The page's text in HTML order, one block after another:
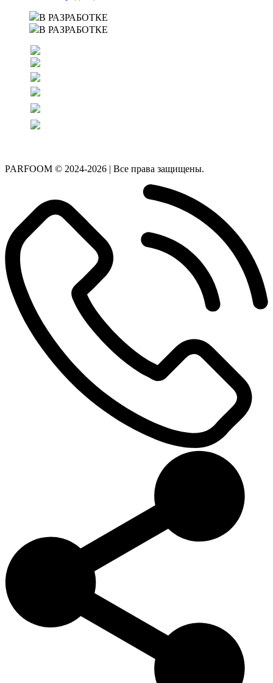
В РАЗРАБОТКЕ
В РАЗРАБОТКЕ
PARFOOM © 2024-2026 | Все права защищены.